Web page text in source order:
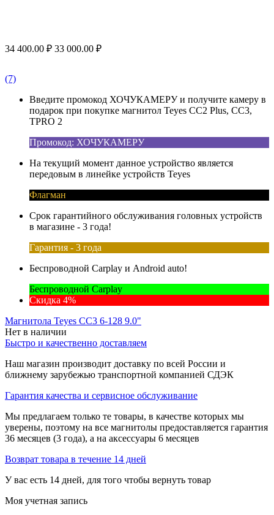
34 400.00 ₽ 33 000.00 ₽
(7)
Введите промокод ХОЧУКАМЕРУ и получите камеру в
подарок при покупке магнитол Teyes CC2 Plus, CC3,
TPRO 2
Промокод: ХОЧУКАМЕРУ
На текущий момент данное устройство является
передовым в линейке устройств Teyes
Флагман
Срок гарантийного обслуживания головных устройств
в магазине - 3 года!
Гарантия - 3 года
Беспроводной Carplay и Android auto!
Беспроводной Carplay
Скидка 4%
Магнитола Teyes CC3 6-128 9.0"
Нет в наличии
Быстро и качественно доставляем
Наш магазин производит доставку по всей России и
ближнему зарубежью транспортной компанией СДЭК
Гарантия качества и сервисное обслуживание
Мы предлагаем только те товары, в качестве которых мы
уверены, поэтому на все магнитолы предоставляется гарантия
36 месяцев (3 года), а на аксессуары 6 месяцев
Возврат товара в течение 14 дней
У вас есть 14 дней, для того чтобы вернуть товар
Моя учетная запись